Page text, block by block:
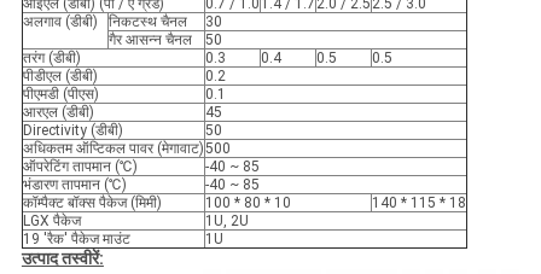
आईएल (डीबी) (पी / ए ग्रेड) 0.7 / 1.0 1.4 / 1.7 2.0 / 2.5 2.5 / 3.0
अलगाव (डीबी)
निकटस्थ चैनल
30
गैर आसन्न चैनल
50
तरंग (डीबी)
0.3 0.4 0.5
0.5
पीडीएल (डीबी)
0.2
पीएमडी (पीएस)
0.1
आरएल (डीबी)
45
Directivity (डीबी)
50
अधिकतम ऑप्टिकल पावर (मेगावाट)500
ऑपरेटिंग तापमान (℃)
-40 ~ 85
भंडारण तापमान (℃)
-40 ~ 85
कॉम्पैक्ट बॉक्स पैकेज (मिमी)
100 * 80 * 10
140 * 115 * 18
LGX पैकेज
1U, 2U
19 'रैक' पैकेज माउंट
1U
उत्पाद तस्वीरें: